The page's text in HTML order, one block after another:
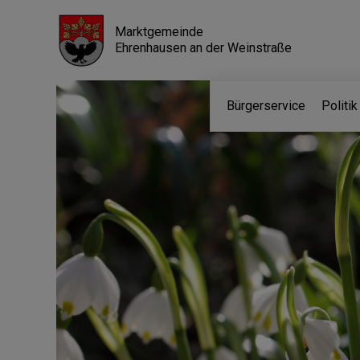
Marktgemeinde
Ehrenhausen an der Weinstraße
Bürgerservice Politik